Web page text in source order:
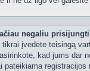
negaliu
tikrai įvedėte teisingą
kad jums dar
pateikiama